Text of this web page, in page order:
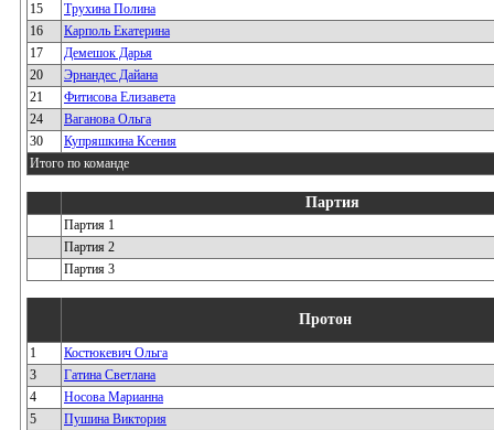
15
Трухина Полина
16
Карполь Екатерина
17
Демешок Дарья
20
Эрнандес Дайана
21
Фитисова Елизавета
24
Ваганова Ольга
30
Купряшкина Ксения
Итого по команде
Партия
Партия 1
Партия 2
Партия 3
Протон
1
Костюкевич Ольга
3
Гатина Светлана
4
Носова Марианна
5
Пушина Виктория